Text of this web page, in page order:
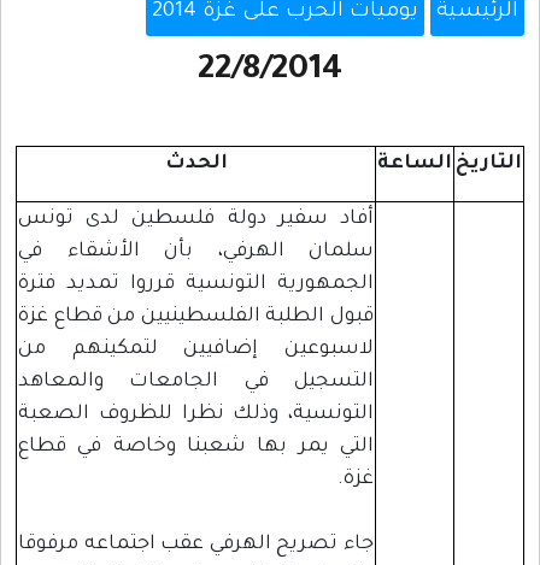
الرئيسية يوميات الحرب على غزة 2014
22/8/2014
التاريخ الساعة الحدث
أفاد سفير دولة فلسطين لدى تونس
سلمان الهرفي، بأن الأشقاء في
الجمهورية التونسية قرروا تمديد فترة
قبول الطلبة الفلسطينيين من قطاع غزة
لاسبوعين إضافيين لتمكينهم من
التسجيل في الجامعات والمعاهد
التونسية، وذلك نظرا للظروف الصعبة
التي يمر بها شعبنا وخاصة في قطاع
غزة.
جاء تصريح الهرفي عقب اجتماعه مرفوقا